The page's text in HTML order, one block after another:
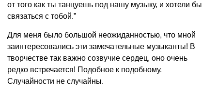
от того как ты танцуешь под нашу музыку, и хотели бы
связаться с тобой.”
Для меня было большой неожиданностью, что мной
заинтересовались эти замечательные музыканты! В
творчестве так важно созвучие сердец, оно очень
редко встречается! Подобное к подобному.
Случайности не случайны.